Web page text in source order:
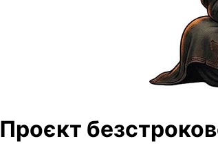
Проєкт